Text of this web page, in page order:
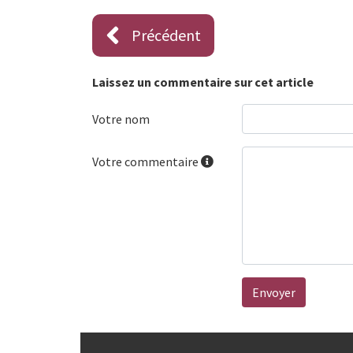
Précédent
Laissez un commentaire sur cet article
Votre nom
Votre commentaire
Envoyer